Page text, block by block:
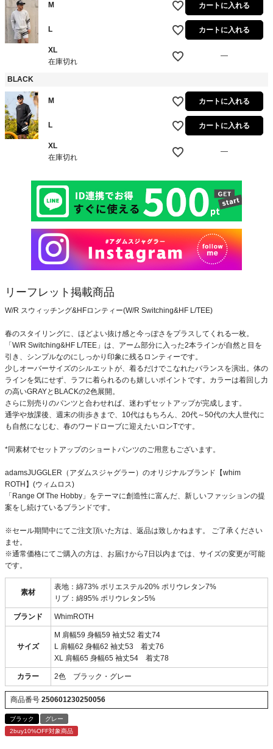
M カートに入れる
L カートに入れる
XL
在庫切れ
—
BLACK
M カートに入れる
L カートに入れる
XL
在庫切れ
—
リーフレット掲載商品
W/R スウィッチング&HFロンティー(W/R Switching&HF L/TEE)
春のスタイリングに、ほどよい抜け感と今っぽさをプラスしてくれる一枚。
「W/R Switching&HF L/TEE」は、アーム部分に入った2本ラインが自然と目を
引き、シンプルなのにしっかり印象に残るロンティーです。
少しオーバーサイズのシルエットが、着るだけでこなれたバランスを演出。体の
ラインを気にせず、ラフに着られるのも嬉しいポイントです。カラーは着回し力
の高いGRAYとBLACKの2色展開。
さらに別売りのパンツと合わせれば、迷わずセットアップが完成します。
通学や放課後、週末の街歩きまで、10代はもちろん、20代～50代の大人世代に
も自然になじむ、春のワードローブに迎えたいロンTです。
*同素材でセットアップのショートパンツのご用意もございます。
adamsJUGGLER（アダムスジャグラー）のオリジナルブランド【whim
ROTH】(ウィムロス)
「Range Of The Hobby」をテーマに創造性に富んだ、新しいファッションの提
案をし続けているブランドです。
※セール期間中にてご注文頂いた方は、返品は致しかねます。 ご了承ください
ませ。
※通常価格にてご購入の方は、お届けから7日以内までは、サイズの変更が可能
です。
素材
表地：綿73% ポリエステル20% ポリウレタン7%
リブ：綿95% ポリウレタン5%
ブランド WhimROTH
サイズ
M 肩幅59 身幅59 袖丈52 着丈74
L 肩幅62 身幅62 袖丈53 着丈76
XL 肩幅65 身幅65 袖丈54 着丈78
カラー 2色 ブラック・グレー
商品番号 250601230250056
ブラック
グレー
2buy10%OFF対象商品